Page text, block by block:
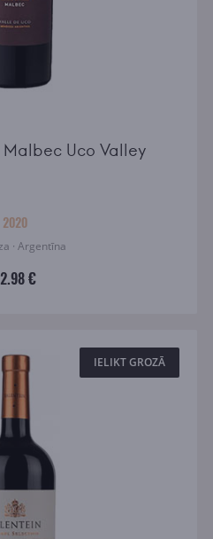
Uco Valley
2020
· Argentīna
€
IELIKT GROZĀ